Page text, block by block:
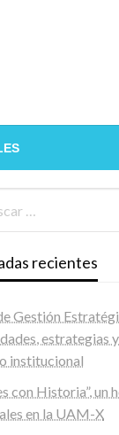
recientes
Gestión
estrategias
institucional
con Historia”, un
en la UAM-X